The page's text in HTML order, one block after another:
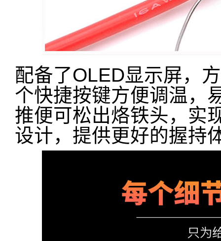
配备了OLED显示屏，
个快捷按键方便调温，
推便可松出烙铁头，实
设计，提供更好的握持